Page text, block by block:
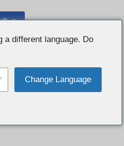
👉
a different language. Do
Change Language